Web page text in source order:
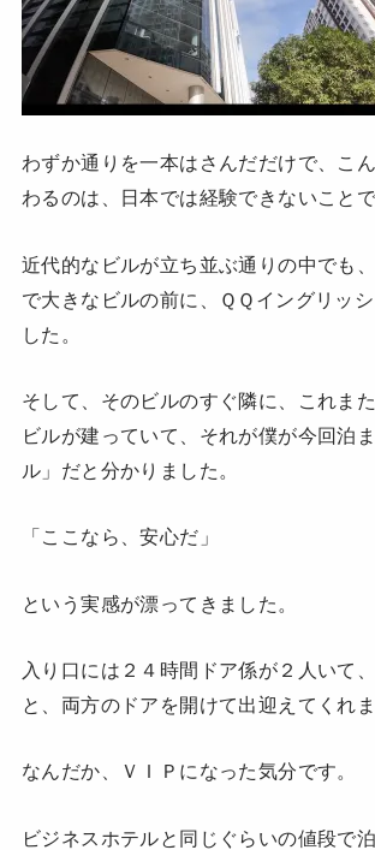
わずか通りを一本はさんだだけで、こ
わるのは、日本では経験できないことで
近代的なビルが立ち並ぶ通りの中でも
で大きなビルの前に、ＱＱイングリッ
した。
そして、そのビルのすぐ隣に、これま
ビルが建っていて、それが僕が今回泊
ル」だと分かりました。
「ここなら、安心だ」
という実感が漂ってきました。
入り口には２４時間ドア係が２人いて
と、両方のドアを開けて出迎えてくれま
なんだか、ＶＩＰになった気分です。
ビジネスホテルと同じぐらいの値段で